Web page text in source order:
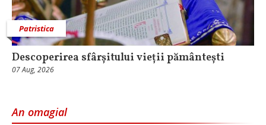
Patristica
Descoperirea sfârșitului vieții pământești
07 Aug, 2026
An omagial